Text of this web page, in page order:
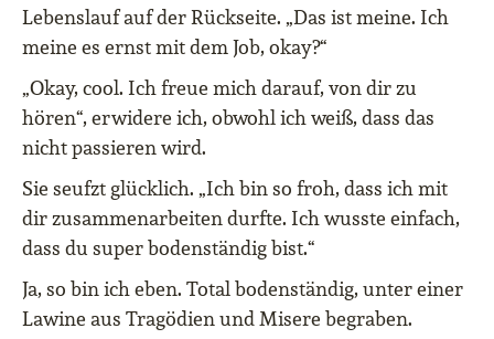
Lebenslauf auf der Rückseite. „Das ist meine. Ich
meine es ernst mit dem Job, okay?“
„Okay, cool. Ich freue mich darauf, von dir zu
hören“, erwidere ich, obwohl ich weiß, dass das
nicht passieren wird.
Sie seufzt glücklich. „Ich bin so froh, dass ich mit
dir zusammenarbeiten durfte. Ich wusste einfach,
dass du super bodenständig bist.“
Ja, so bin ich eben. Total bodenständig, unter einer
Lawine aus Tragödien und Misere begraben.